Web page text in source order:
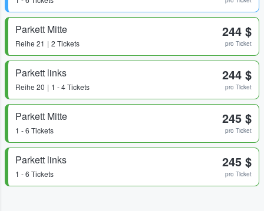
Parkett Mitte
Reihe 21 2 Tickets
244 $
pro Ticket
Parkett links
Reihe 20 1 - 4 Tickets
244 $
pro Ticket
Parkett Mitte
1 - 6 Tickets
245 $
pro Ticket
Parkett links
1 - 6 Tickets
245 $
pro Ticket